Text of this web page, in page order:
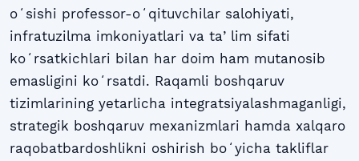
oʻsishi professor-oʻqituvchilar salohiyati,
infratuzilma imkoniyatlari va taʼlim sifati
koʻrsatkichlari bilan har doim ham mutanosib
emasligini koʻrsatdi. Raqamli boshqaruv
tizimlarining yetarlicha integratsiyalashmaganligi,
strategik boshqaruv mexanizmlari hamda xalqaro
raqobatbardoshlikni oshirish boʻyicha takliflar